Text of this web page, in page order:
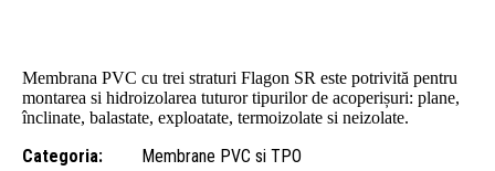
Membrana PVC cu trei straturi Flagon SR este potrivită pentru
montarea si hidroizolarea tuturor tipurilor de acoperișuri: plane,
înclinate, balastate, exploatate, termoizolate si neizolate.
Categoria: Membrane PVC si TPO